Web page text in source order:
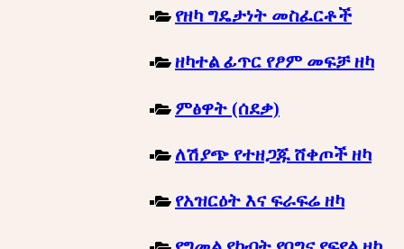
የዘካ ግዴታነት መስፈርቶች
ዘካተል ፊጥር የፆም መፍቻ ዘካ
ምፅዋት (ሰደቃ)
ለሽያጭ የተዘጋጁ ሸቀጦች ዘካ
የአዝርዕት እና ፍራፍሬ ዘካ